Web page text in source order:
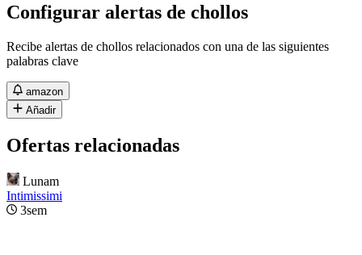
Configurar alertas de chollos
Recibe alertas de chollos relacionados con una de las siguientes
palabras clave
amazon
Añadir
Ofertas relacionadas
Lunam
Intimissimi
3sem